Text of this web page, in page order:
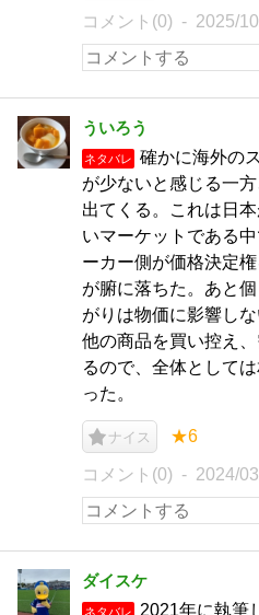
コメント(0) 2025/
ういろう
ネタバレ
確かに海外の
が少ないと感じる一
出てくる。これは日
いマーケットである
ーカー側が価格決定
が腑に落ちた。あと
がりは物価に影響し
他の商品を買い控え
るので、全体として
った。
ナイス ★6
コメント(0) 2024/
ダイスケ
ネタバレ
2021年に執筆